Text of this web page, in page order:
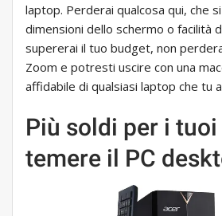
laptop. Perderai qualcosa qui, che
dimensioni dello schermo o facilità
supererai il tuo budget, non
Zoom e potresti uscire con una
affidabile di qualsiasi laptop che tu
Più soldi per i
temere il PC